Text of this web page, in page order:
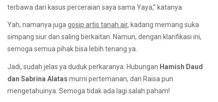
terbawa dari kasus perceraian saya sama Yaya,” katanya.
Yah, namanya jugagosip artis tanah air, kadang memang suka
simpang siur dan saling berkaitan. Namun, dengan klarifikasi ini,
semoga semua pihak bisa lebih tenang ya.
Jadi, sudah jelas ya duduk perkaranya. Hubungan Hamish Daud
dan Sabrina Alatas murni pertemanan, dan Raisa pun
mengetahuinya. Semoga tidak ada lagi salah paham!